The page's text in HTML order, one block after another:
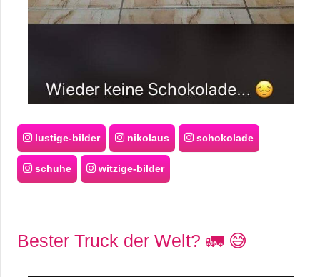
lustige-bilder nikolaus schokolade
schuhe witzige-bilder
Bester Truck der Welt? 🚛 😅